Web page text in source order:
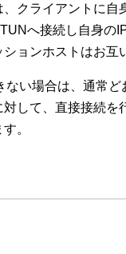
クライアントに自
へ接続し自身の
ョンホストはお互
い場合は、通常
して、直接接続を
。